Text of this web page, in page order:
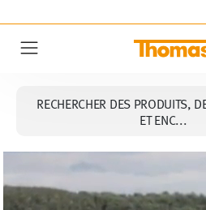
5 % de
RECHERCHER DES PRODUITS,
ET ENC...